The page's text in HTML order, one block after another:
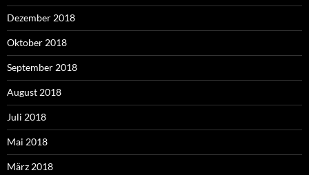
Dezember 2018
Oktober 2018
September 2018
August 2018
Juli 2018
Mai 2018
März 2018